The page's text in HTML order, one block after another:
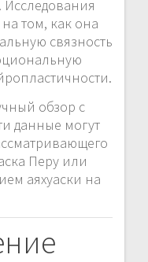
Исследования
том, как она
связность
обзор с
данные могут
Перу или
аяхуаски на